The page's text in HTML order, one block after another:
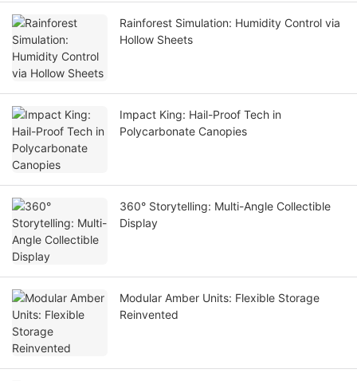
Rainforest Simulation: Humidity Control via
Hollow Sheets
Impact King: Hail-Proof Tech in
Polycarbonate Canopies
360° Storytelling: Multi-Angle Collectible
Display
Modular Amber Units: Flexible Storage
Reinvented